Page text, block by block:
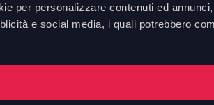
per personalizzare contenuti ed
e social media, i quali potrebbero